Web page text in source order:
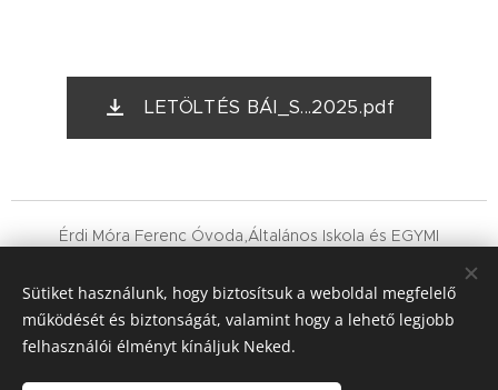
LETÖLTÉS BÁI_S...2025.pdf
Érdi Móra Ferenc Óvoda,Általános Iskola és EGYMI
Érd, Holló tér 1.
06-23-365-483
Hóangyal Alapítvány
18713910-1-13
Sütiket használunk, hogy biztosítsuk a weboldal megfelelő
működését és biztonságát, valamint hogy a lehető legjobb
felhasználói élményt kínáljuk Neked.